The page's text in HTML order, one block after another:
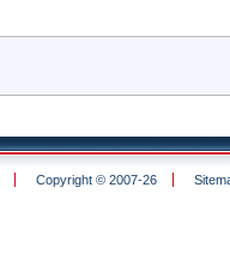
Copyright © 2007-26